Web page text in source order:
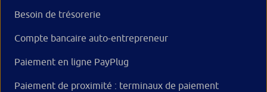
Besoin de trésorerie
Compte bancaire auto-entrepreneur
Paiement en ligne PayPlug
Paiement de proximité : terminaux de paiement